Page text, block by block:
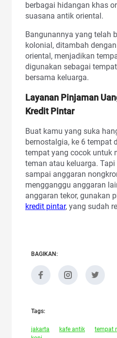
berbagai hidangan khas
suasana antik oriental.
Bangunannya yang telah
kolonial, ditambah
oriental, menjadikan
digunakan sebagai
bersama keluarga.
Layanan Pinjaman
Kredit Pintar
Buat kamu yang suka
bernostalgia, ke 6 tempat
tempat yang cocok untuk
teman atau keluarga.
sampai anggaran
mengganggu anggaran
anggaran tekor, gunakan
kredit pintar, yang sudah
BAGIKAN:
Tags:
jakarta kafe antik tempat